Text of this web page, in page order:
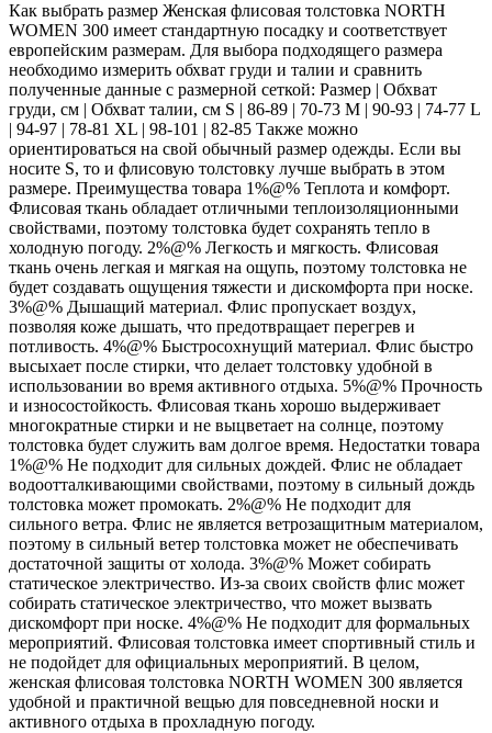
Как выбрать размер Женская флисовая толстовка NORTH
WOMEN 300 имеет стандартную посадку и соответствует
европейским размерам. Для выбора подходящего размера
необходимо измерить обхват груди и талии и сравнить
полученные данные с размерной сеткой: Размер | Обхват
груди, см | Обхват талии, см S | 86-89 | 70-73 M | 90-93 | 74-77 L
| 94-97 | 78-81 XL | 98-101 | 82-85 Также можно
ориентироваться на свой обычный размер одежды. Если вы
носите S, то и флисовую толстовку лучше выбрать в этом
размере. Преимущества товара 1%@% Теплота и комфорт.
Флисовая ткань обладает отличными теплоизоляционными
свойствами, поэтому толстовка будет сохранять тепло в
холодную погоду. 2%@% Легкость и мягкость. Флисовая
ткань очень легкая и мягкая на ощупь, поэтому толстовка не
будет создавать ощущения тяжести и дискомфорта при носке.
3%@% Дышащий материал. Флис пропускает воздух,
позволяя коже дышать, что предотвращает перегрев и
потливость. 4%@% Быстросохнущий материал. Флис быстро
высыхает после стирки, что делает толстовку удобной в
использовании во время активного отдыха. 5%@% Прочность
и износостойкость. Флисовая ткань хорошо выдерживает
многократные стирки и не выцветает на солнце, поэтому
толстовка будет служить вам долгое время. Недостатки товара
1%@% Не подходит для сильных дождей. Флис не обладает
водоотталкивающими свойствами, поэтому в сильный дождь
толстовка может промокать. 2%@% Не подходит для
сильного ветра. Флис не является ветрозащитным материалом,
поэтому в сильный ветер толстовка может не обеспечивать
достаточной защиты от холода. 3%@% Может собирать
статическое электричество. Из-за своих свойств флис может
собирать статическое электричество, что может вызвать
дискомфорт при носке. 4%@% Не подходит для формальных
мероприятий. Флисовая толстовка имеет спортивный стиль и
не подойдет для официальных мероприятий. В целом,
женская флисовая толстовка NORTH WOMEN 300 является
удобной и практичной вещью для повседневной носки и
активного отдыха в прохладную погоду.